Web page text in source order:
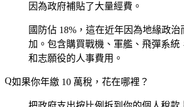
因為政府補貼了大量經費。
國防佔 18%，這在近年因為地緣政治
加。包含購買戰機、軍艦、飛彈系統
和志願役的人事費用。
如果你年繳 10 萬稅，花在哪裡？